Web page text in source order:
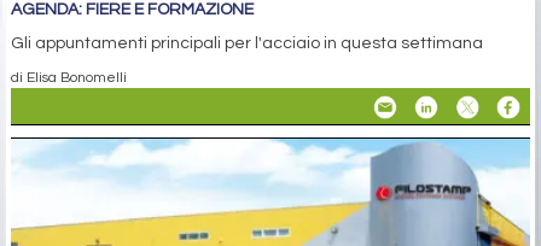
AGENDA: FIERE E FORMAZIONE
Gli appuntamenti principali per l'acciaio in questa settimana
di Elisa Bonomelli